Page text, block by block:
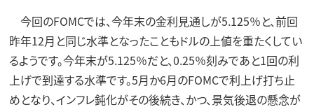
今回のFOMCでは、今年末の金利見通しが5.125％と、前回
昨年12月と同じ水準となったこともドルの上値を重たくしてい
るようです。今年末が5.125％だと、0.25％刻みであと1回の利
上げで到達する水準です。5月か6月のFOMCで利上げ打ち止
めとなり、インフレ鈍化がその後続き、かつ、景気後退の懸念が